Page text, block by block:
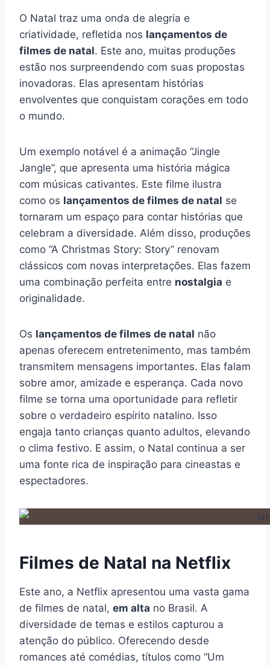
O Natal traz uma onda de alegria e
criatividade, refletida nos lançamentos de
filmes de natal. Este ano, muitas produções
estão nos surpreendendo com suas propostas
inovadoras. Elas apresentam histórias
envolventes que conquistam corações em todo
o mundo.
Um exemplo notável é a animação “Jingle
Jangle”, que apresenta uma história mágica
com músicas cativantes. Este filme ilustra
como os lançamentos de filmes de natal se
tornaram um espaço para contar histórias que
celebram a diversidade. Além disso, produções
como “A Christmas Story: Story” renovam
clássicos com novas interpretações. Elas fazem
uma combinação perfeita entre nostalgia e
originalidade.
Os lançamentos de filmes de natal não
apenas oferecem entretenimento, mas também
transmitem mensagens importantes. Elas falam
sobre amor, amizade e esperança. Cada novo
filme se torna uma oportunidade para refletir
sobre o verdadeiro espírito natalino. Isso
engaja tanto crianças quanto adultos, elevando
o clima festivo. E assim, o Natal continua a ser
uma fonte rica de inspiração para cineastas e
espectadores.
Filmes de Natal na Netflix
Este ano, a Netflix apresentou uma vasta gama
de filmes de natal, em alta no Brasil. A
diversidade de temas e estilos capturou a
atenção do público. Oferecendo desde
romances até comédias, títulos como “Um